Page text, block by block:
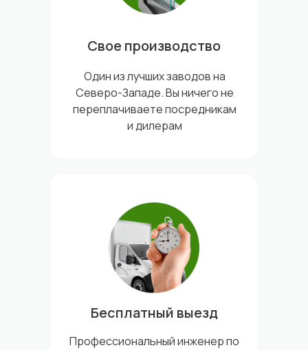
Свое производство
Один из лучших заводов на
Северо-Западе. Вы ничего не
переплачиваете посредникам
и дилерам
Бесплатный выезд
Профессиональный инженер по